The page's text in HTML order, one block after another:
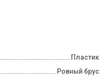
Пластик
Ровный брус